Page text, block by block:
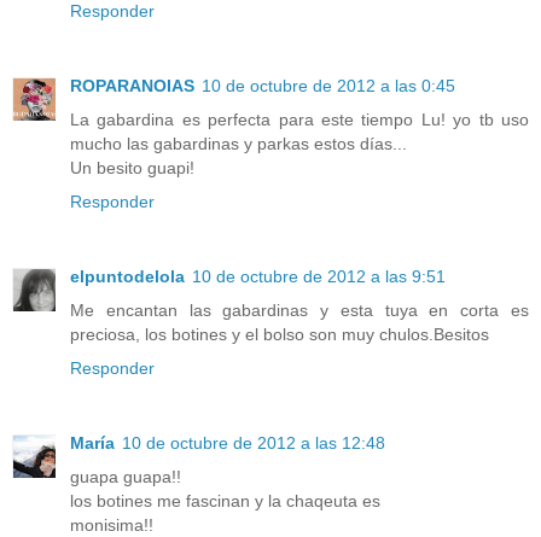
Responder
ROPARANOIAS 10 de octubre de 2012 a las 0:45
La gabardina es perfecta para este tiempo Lu! yo tb uso
mucho las gabardinas y parkas estos días...
Un besito guapi!
Responder
elpuntodelola 10 de octubre de 2012 a las 9:51
Me encantan las gabardinas y esta tuya en corta es
preciosa, los botines y el bolso son muy chulos.Besitos
Responder
María 10 de octubre de 2012 a las 12:48
guapa guapa!!
los botines me fascinan y la chaqeuta es
monisima!!